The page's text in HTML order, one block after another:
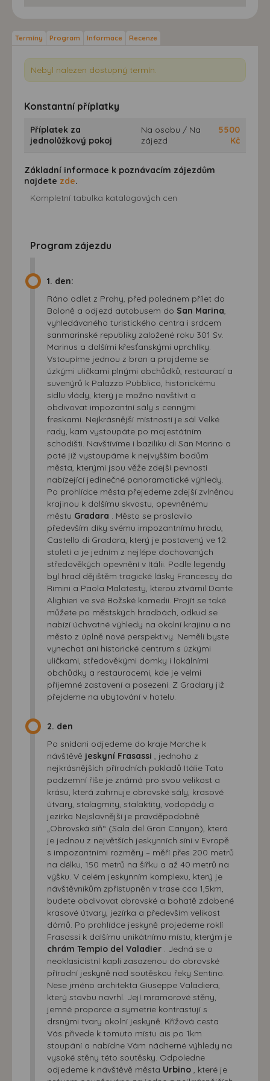
Termíny Program Informace Recenze
Nebyl nalezen dostupný termín.
Konstantní příplatky
Příplatek za
jednolůžkový pokoj
Na osobu / Na
zájezd
5500
Kč
Základní informace k poznávacím zájezdům
najdete zde.
Kompletní tabulka katalogových cen
Program zájezdu
1. den:
Ráno odlet z Prahy, před polednem přílet do
Boloně a odjezd autobusem do San Marina
vyhledávaného turistického centra i srdcem
sanmarinské republiky založené roku 301 Sv.
Marinus a dalšími křesťanskými uprchlíky.
Vstoupíme jednou z bran a projdeme se
úzkými uličkami plnými obchůdků, restaurací a
suvenýrů k Palazzo Pubblico, historickému
sídlu vlády, který je možno navštívit a
obdivovat impozantní sály s cennými
freskami. Nejkrásnější místností je sál Velké
rady, kam vystoupáte po majestátním
schodišti. Navštívíme i baziliku di San Marino a
poté již vystoupáme k nejvyšším bodům
města, kterými jsou věže zdejší pevnosti
nabízející jedinečné panoramatické výhledy.
Po prohlídce města přejedeme zdejší zvlněnou
krajinou k dalšímu skvostu, opevněnému
městu Gradara
. Město se proslavilo
především díky svému impozantnímu hradu,
Castello di Gradara, který je postavený ve 12.
století a je jedním z nejlépe dochovaných
středověkých opevnění v Itálii. Podle legendy
byl hrad dějištěm tragické lásky Francescy da
Rimini a Paola Malatesty, kterou ztvárnil Dante
Alighieri ve své Božské komedii. Projít se také
můžete po městských hradbách, odkud se
nabízí úchvatné výhledy na okolní krajinu a na
město z úplně nové perspektivy. Neměli byste
vynechat ani historické centrum s úzkými
uličkami, středověkými domky i lokálními
obchůdky a restauracemi, kde je velmi
příjemné zastavení a posezení. Z Gradary již
přejdeme na ubytování v hotelu.
2. den
Po snídani odjedeme do kraje Marche k
návštěvě jeskyní Frasassi
, jednoho z
nejkrásnějších přírodních pokladů Itálie Tato
podzemní říše je známá pro svou velikost a
krásu, která zahrnuje obrovské sály, krasové
útvary, stalagmity, stalaktity, vodopády a
jezírka Nejslavnější je pravděpodobně
„Obrovská síň“ (Sala del Gran Canyon), která
je jednou z největších jeskynních síní v Evropě
s impozantními rozměry – měří přes 200 metrů
na délku, 150 metrů na šířku a až 40 metrů na
výšku. V celém jeskynním komplexu, který je
návštěvníkům zpřístupněn v trase cca 1,5km,
budete obdivovat obrovské a bohatě zdobené
krasové útvary, jezírka a především velikost
dómů. Po prohlídce jeskyně projedeme roklí
Frasassi k dalšímu unikátnímu místu, kterým je
chrám Tempio del Valadier
. Jedná se o
neoklasicistní kapli zasazenou do obrovské
přírodní jeskyně nad soutěskou řeky Sentino.
Nese jméno architekta Giuseppe Valadiera,
který stavbu navrhl. Její mramorové stěny,
jemné proporce a symetrie kontrastují s
drsnými tvary okolní jeskyně. Křížová cesta
Vás přivede k tomuto místu ais po 1km
stoupání a nabídne Vám nádherné výhledy na
vysoké stěny této soutěsky. Odpoledne
odjedeme k návštěvě města Urbino
, které je